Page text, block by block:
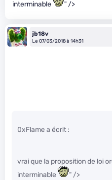
interminable " />
jb18v
Le 07/03/2018 à 14h31
0xFlame a écrit :
vrai que la proposition de loi
interminable
" />